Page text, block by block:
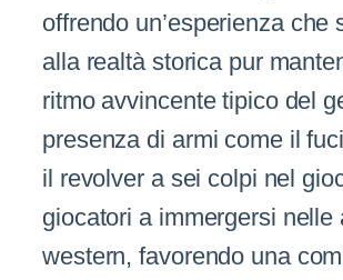
offrendo un’esperienza che
alla realtà storica pur
ritmo avvincente tipico del
presenza di armi come il
il revolver a sei colpi nel
giocatori a immergersi nelle
western, favorendo una